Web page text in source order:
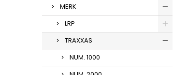
MERK
LRP
TRAXXAS
NUM. 1000